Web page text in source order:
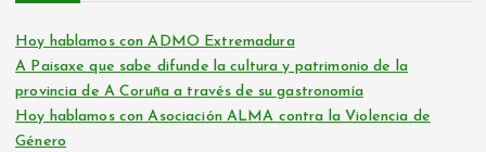
Hoy hablamos con ADMO Extremadura
A Paisaxe que sabe difunde la cultura y patrimonio de la
provincia de A Coruña a través de su gastronomía
Hoy hablamos con Asociación ALMA contra la Violencia de
Género